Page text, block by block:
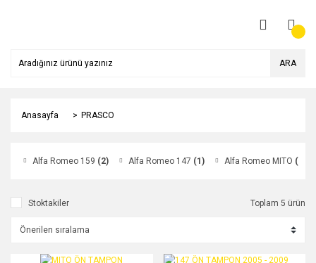
ARA
Anasayfa PRASCO
Alfa Romeo 159 (2) Alfa Romeo 147 (1) Alfa Romeo MITO (1)
Stoktakiler Toplam 5 ürün